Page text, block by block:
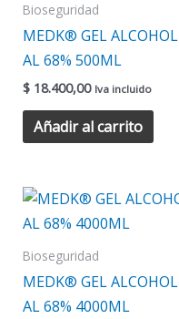
Bioseguridad
MEDK® GEL ALCOHOL
AL 68% 500ML
$18.400,00 Iva incluido
Añadir al carrito
Bioseguridad
MEDK® GEL ALCOHOL
AL 68% 4000ML